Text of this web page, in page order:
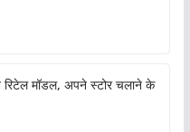
मॉडल, अपने स्टोर चलाने के